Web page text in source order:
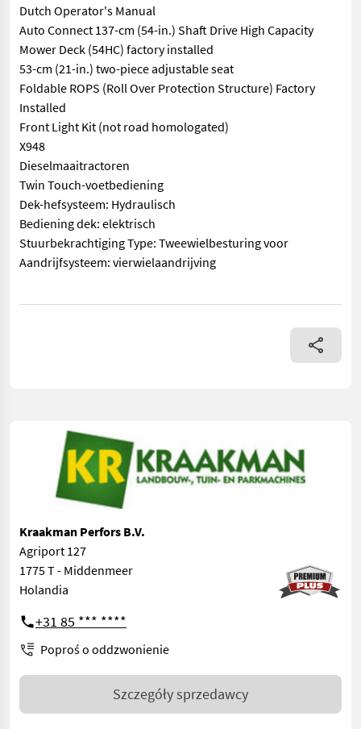
Dutch Operator's Manual
Auto Connect 137-cm (54-in.) Shaft Drive High Capacity
Mower Deck (54HC) factory installed
53-cm (21-in.) two-piece adjustable seat
Foldable ROPS (Roll Over Protection Structure) Factory
Installed
Front Light Kit (not road homologated)
X948
Dieselmaaitractoren
Twin Touch-voetbediening
Dek-hefsysteem: Hydraulisch
Bediening dek: elektrisch
Stuurbekrachtiging Type: Tweewielbesturing voor
Aandrijfsysteem: vierwielaandrijving
== Overige details (NL) == prijs: Prijs op aanvraag Quantity: 1
Kraakman Perfors B.V.
Agriport 127
1775 T - Middenmeer
Holandia
+31 85 *** ****
Poproś o oddzwonienie
Szczegóły sprzedawcy